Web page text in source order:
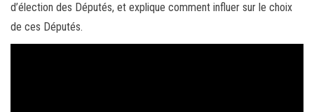
d’élection des Députés, et explique comment influer sur le choix
de ces Députés.